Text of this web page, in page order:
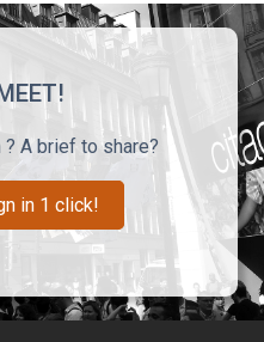
A brief to share?
in 1 click!